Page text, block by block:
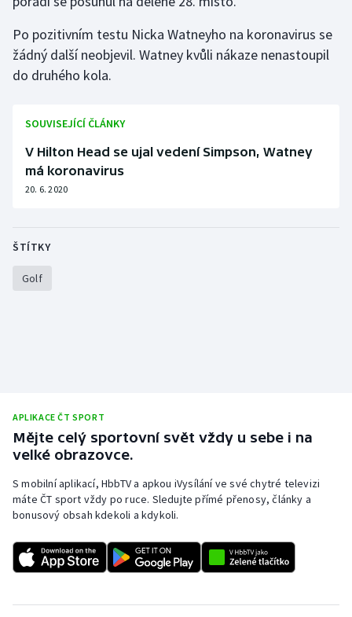
Jezdectví
Judo
Lezení
Lyže a snowboard
Plážový volejbal
Ragby
Rychlobruslení
Rychlostní kanoistika
Short track
Sportovní střelba
Po pozitivním testu Nicka Watneyho na koronavirus se
žádný další neobjevil. Watney kvůli nákaze nenastoupil
do druhého kola.
SOUVISEJÍCÍ ČLÁNKY
V Hilton Head se ujal vedení Simpson, Watney
má koronavirus
20. 6. 2020
ŠTÍTKY
Golf
APLIKACE ČT SPORT
Mějte celý sportovní svět vždy u sebe i na
velké obrazovce.
S mobilní aplikací, HbbTV a apkou iVysílání ve své chytré televizi
máte ČT sport vždy po ruce. Sledujte přímé přenosy, články a
bonusový obsah kdekoli a kdykoli.